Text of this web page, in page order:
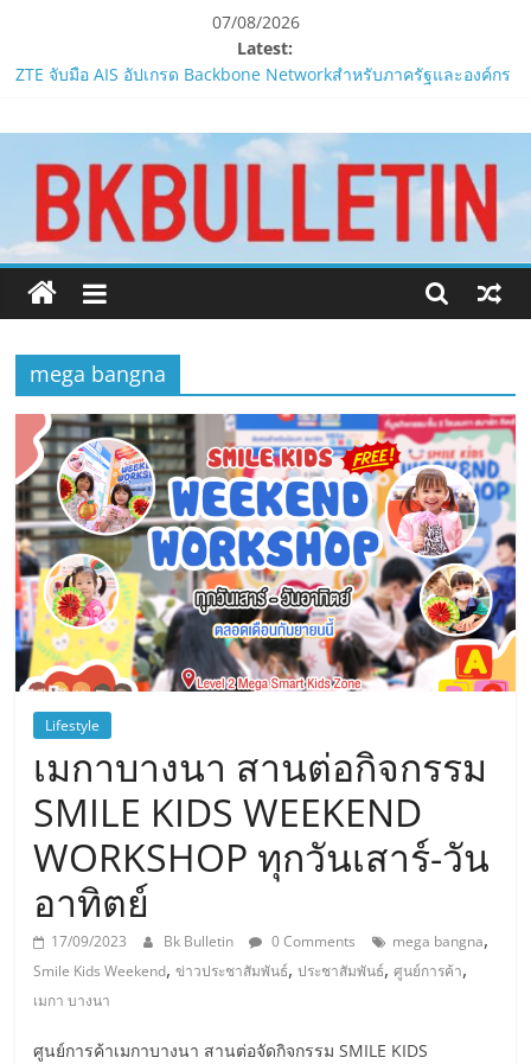
content
07/08/2026
Latest:
ZTE จับมือ AIS อัปเกรด Backbone Networkสำหรับภาครัฐและองค์กร
ห้ามพลาด! Smilegate เปิดตัว ‘เฮเลนา’ เซิร์ฟเวอร์ใหม่ของ
LORDNINE 29 ก.ค. นี้
LORDNINE ครบรอบ 1 ปี! Smilegate เปิด “Helena” เซิร์ฟฯ ใหม่
พร้อมอาวุธเคียวและศึกกิลด์-PvP เดือดครึ่งปีหลัง 2026
Smilegate ฉลองครบรอบ 1 ปี “Lordnine”เปิดตัวเซิร์ฟใหม่ ‘Helena’
บูสต์ EXP กระฉูด 50% พร้อมแจกซัมมอนสูงสุด 1,111 ครั้ง!
เสนอ
ข่าว
ครบ
ทุก
mega bangna
Lifestyle
เมกาบางนา สานต่อกิจกรรม
SMILE KIDS WEEKEND
WORKSHOP ทุกวันเสาร์-วัน
อาทิตย์
17/09/2023 Bk Bulletin 0 Comments mega bangna,
Smile Kids Weekend,ข่าวประชาสัมพันธ์,ประชาสัมพันธ์,ศูนย์การค้า,
เมกา บางนา
ศูนย์การค้าเมกาบางนา สานต่อจัดกิจกรรม SMILE KIDS